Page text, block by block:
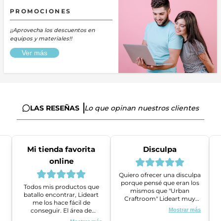
PROMOCIONES
¡¡Aprovecha los descuentos en
equipos y materiales!!
Ver más
LAS RESEÑAS Lo que opinan nuestros clientes
Mi tienda favorita
online
Todos mis productos que
batallo encontrar, Lideart
me los hace fácil de
conseguir. El área de
ventas es super amable y
Disculpa
Quiero ofrecer una disculpa
porque pensé que eran los
mismos que "Urban
Craftroom" Lideart muy
amables me ayudaron a
gestionar un problema que
Mostrar más